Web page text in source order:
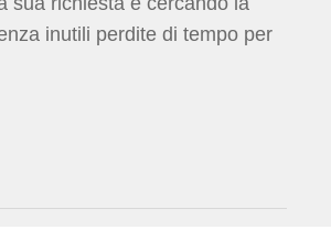
inutili perdite di tempo per